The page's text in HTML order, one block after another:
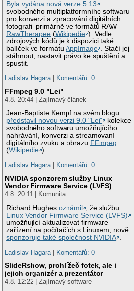
Byla vydána nová verze 5.13
svobodného multiplatformního softwaru
pro konverzi a zpracování digitálních
fotografií primárně ve formátů RAW
RawTherapee (Wikipedie ). Vedle
zdrojových kódů je k dispozici také
balíček ve formátuAppImage . Stačí jej
stáhnout, nastavit právo ke spuštění a
spustit.
Ladislav Hagara| Komentářů: 0
FFmpeg 9.0 "Lei"
4.8. 20:44 | Zajímavý článek
Jean-Baptiste Kempf na svém blogu
představil novou verzi 9.0 "Lei"
kolekce
svobodného softwaru umožňujícího
nahrávání, konverzi a streamovaní
digitálního zvuku a obrazu FFmpeg
(Wikipedie ).
Ladislav Hagara| Komentářů: 0
NVIDIA sponzorem služby Linux
Vendor Firmware Service (LVFS)
4.8. 20:11 | Komunita
Richard Hughesoznámil
, že službu
Linux Vendor Firmware Service (LVFS)
umožňující aktualizovat firmware
zařízení na počítačích s Linuxem, nově
sponzoruje také společnost NVIDIA .
Ladislav Hagara| Komentářů: 0
SlideRshow, prohlížeč fotek, ale i
jejich organizér a prezentátor
4.8. 12:22 | Zajímavý software